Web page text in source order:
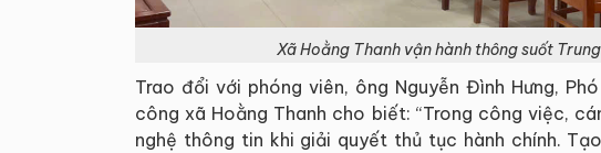
Xã Hoằng Thanh vận hành thông suốt
Trao đổi với phóng viên, ông Nguyễn Đình Hưng,
công xã Hoằng Thanh cho biết: “Trong công việc,
nghệ thông tin khi giải quyết thủ tục hành chính.